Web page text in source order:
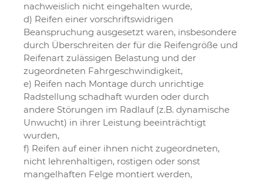
nachweislich nicht eingehalten wurde,
d) Reifen einer vorschriftswidrigen
Beanspruchung ausgesetzt waren, insbesondere
durch Überschreiten der für die Reifengröße und
Reifenart zulässigen Belastung und der
zugeordneten Fahrgeschwindigkeit,
e) Reifen nach Montage durch unrichtige
Radstellung schadhaft wurden oder durch
andere Störungen im Radlauf (z.B. dynamische
Unwucht) in ihrer Leistung beeinträchtigt
wurden,
f) Reifen auf einer ihnen nicht zugeordneten,
nicht lehrenhaltigen, rostigen oder sonst
mangelhaften Felge montiert werden,